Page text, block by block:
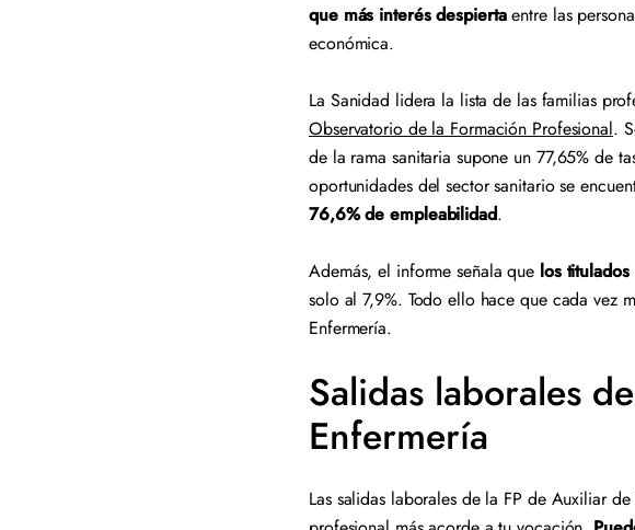
que más interés despiertaentre las
económica.
La Sanidad lidera la lista de las familias
Observatorio de la Formación Profesional.
de la rama sanitaria supone un 77,65% de
oportunidades del sector sanitario se
76,6% de empleabilidad.
Además, el informe señala que los
solo al 7,9%. Todo ello hace que cada vez
Enfermería.
Salidas laborales
Enfermería
Las salidas laborales de la FP de Auxiliar